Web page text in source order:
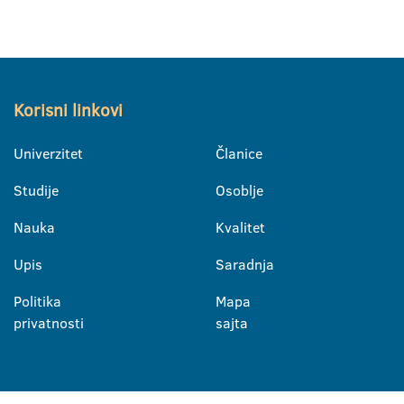
Korisni linkovi
Univerzitet
Studije
Nauka
Upis
Politika
privatnosti
Članice
Osoblje
Kvalitet
Saradnja
Mapa
sajta